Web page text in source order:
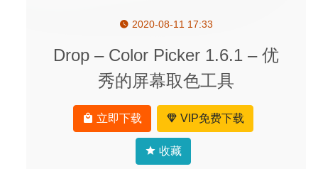
2020-08-11 17:33
Drop – Color Picker 1.6.1 – 优
秀的屏幕取色工具
立即下载 VIP免费下载
收藏
Noise Machine 1.19 – 白噪音制造软件 2022-05-20
Kingpin Private Browser 2.1.2 – 全功能的隐身浏览器
TotalSpaces 2.8.12 中文版-优秀的桌面管理工具
iMazing 2.11.4 (13602) for Mac中文版-终极完美IOS设备管
Adguard 2.4.7 (773) Nightly 中文版-世界上最高级的广告过